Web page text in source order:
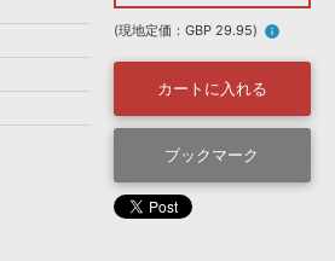
無償のサウンド管理ソフト
次世代型 ボーカル・エディタ
(現地定価：GBP 29.95) info
カートに入れる
ブックマーク